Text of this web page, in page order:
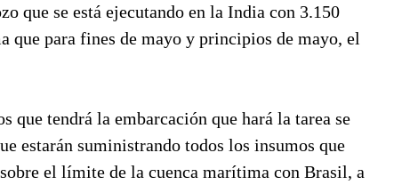
que se está ejecutando en la India con 3.150
que para fines de mayo y principios de mayo, el
que tendrá la embarcación que hará la tarea se
estarán suministrando todos los insumos que
el límite de la cuenca marítima con Brasil, a